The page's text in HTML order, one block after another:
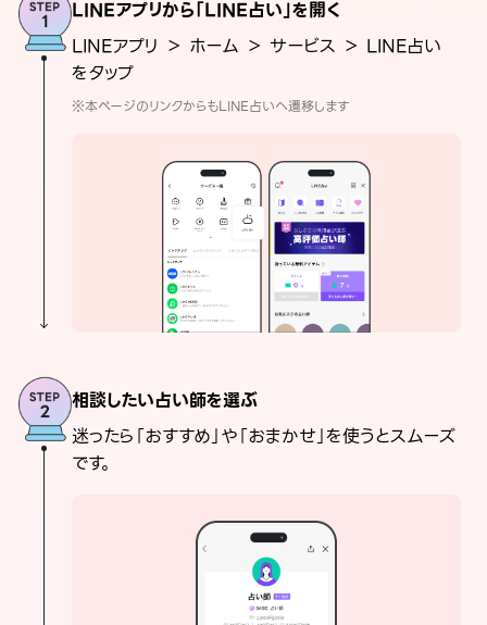
LINEアプリから「LINE占い」を開く
LINEアプリ ＞ ホーム ＞ サービス ＞ LINE占い
をタップ
※本ページのリンクからもLINE占いへ遷移します
相談したい占い師を選ぶ
迷ったら「おすすめ」や「おまかせ」を使うとスムーズ
です。